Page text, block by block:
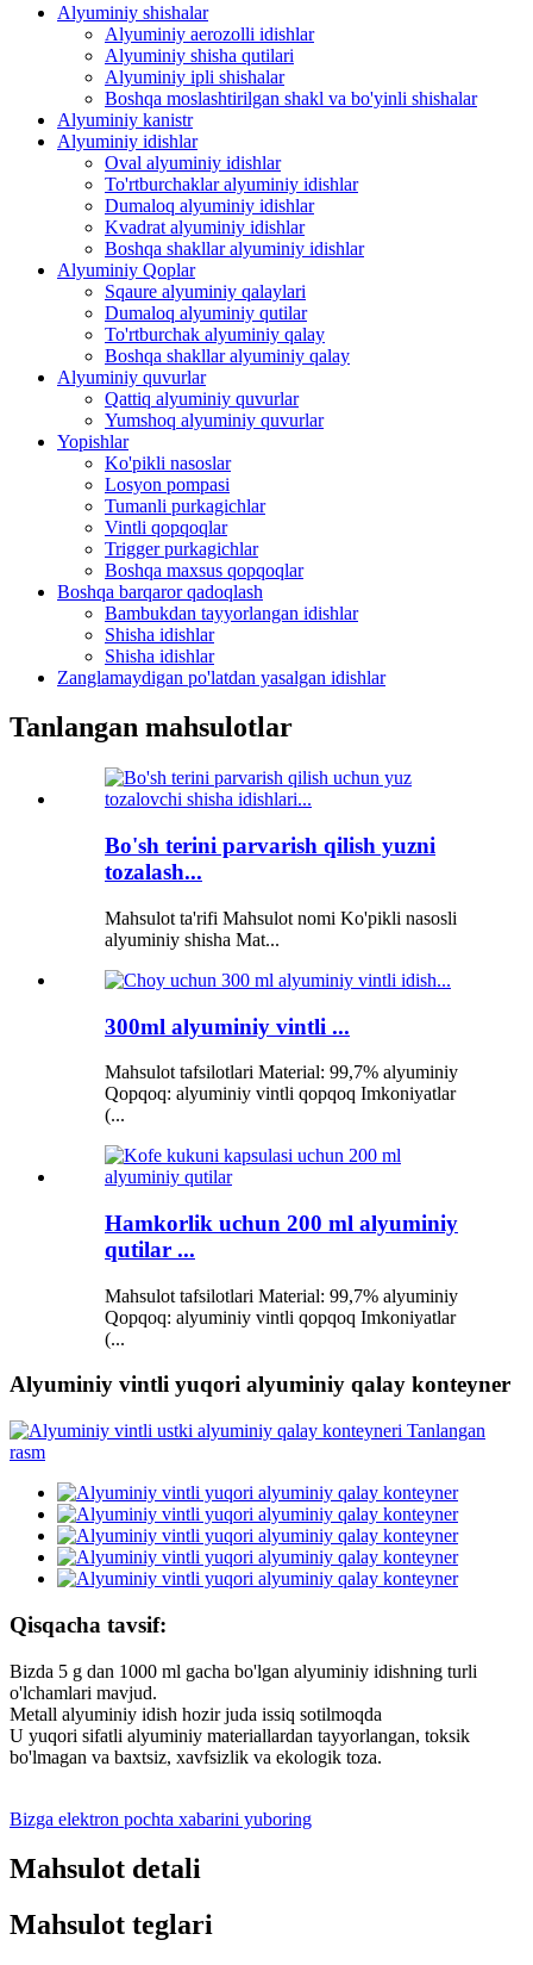
Alyuminiy shishalar
Alyuminiy aerozolli idishlar
Alyuminiy shisha qutilari
Alyuminiy ipli shishalar
Boshqa moslashtirilgan shakl va bo'yinli shishalar
Alyuminiy kanistr
Alyuminiy idishlar
Oval alyuminiy idishlar
To'rtburchaklar alyuminiy idishlar
Dumaloq alyuminiy idishlar
Kvadrat alyuminiy idishlar
Boshqa shakllar alyuminiy idishlar
Alyuminiy Qoplar
Sqaure alyuminiy qalaylari
Dumaloq alyuminiy qutilar
To'rtburchak alyuminiy qalay
Boshqa shakllar alyuminiy qalay
Alyuminiy quvurlar
Qattiq alyuminiy quvurlar
Yumshoq alyuminiy quvurlar
Yopishlar
Ko'pikli nasoslar
Losyon pompasi
Tumanli purkagichlar
Vintli qopqoqlar
Trigger purkagichlar
Boshqa maxsus qopqoqlar
Boshqa barqaror qadoqlash
Bambukdan tayyorlangan idishlar
Shisha idishlar
Shisha idishlar
Zanglamaydigan po'latdan yasalgan idishlar
Tanlangan mahsulotlar
Bo'sh terini parvarish qilish yuzni
tozalash...
Mahsulot ta'rifi Mahsulot nomi Ko'pikli nasosli
alyuminiy shisha Mat...
300ml alyuminiy vintli ...
Mahsulot tafsilotlari Material: 99,7% alyuminiy
Qopqoq: alyuminiy vintli qopqoq Imkoniyatlar
(...
Hamkorlik uchun 200 ml alyuminiy
qutilar ...
Mahsulot tafsilotlari Material: 99,7% alyuminiy
Qopqoq: alyuminiy vintli qopqoq Imkoniyatlar
(...
Alyuminiy vintli yuqori alyuminiy qalay konteyner
Qisqacha tavsif:
Bizda 5 g dan 1000 ml gacha bo'lgan alyuminiy idishning turli
o'lchamlari mavjud.
Metall alyuminiy idish hozir juda issiq sotilmoqda
U yuqori sifatli alyuminiy materiallardan tayyorlangan, toksik
bo'lmagan va baxtsiz, xavfsizlik va ekologik toza.
Bizga elektron pochta xabarini yuboring
Mahsulot detali
Mahsulot teglari